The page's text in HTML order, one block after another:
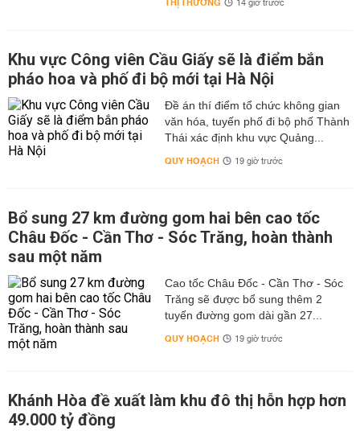
14 giờ trước
Khu vực Công viên Cầu Giấy sẽ là điểm bắn
pháo hoa và phố đi bộ mới tại Hà Nội
Đề án thí điểm tổ chức không gian
văn hóa, tuyến phố đi bộ phố Thành
Thái xác định khu vực Quảng...
QUY HOẠCH 19 giờ trước
Bổ sung 27 km đường gom hai bên cao tốc
Châu Đốc - Cần Thơ - Sóc Trăng, hoàn thành
sau một năm
Cao tốc Châu Đốc - Cần Thơ - Sóc
Trăng sẽ được bổ sung thêm 2
tuyến đường gom dài gần 27...
QUY HOẠCH 19 giờ trước
Khánh Hòa đề xuất làm khu đô thị hỗn hợp hơn
49.000 tỷ đồng